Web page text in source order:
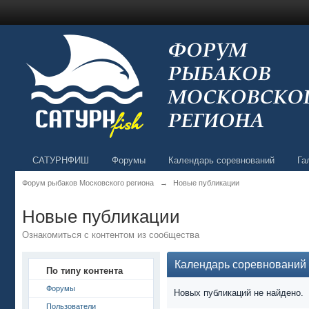
САТУРНФИШ Форумы Календарь соревнований
Форум рыбаков Московского региона → Новые публикации
Новые публикации
Ознакомиться с контентом из сообщества
По типу контента
Форумы
Пользователи
Календарь соревнований
Новых публикаций не найдено.